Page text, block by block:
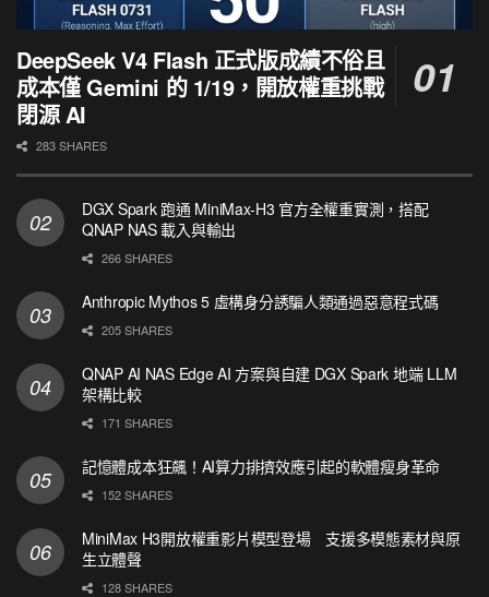
DeepSeek V4 Flash 正式版成績不俗且
成本僅 Gemini 的 1/19，開放權重挑戰
閉源 AI
283 SHARES
DGX Spark 跑通 MiniMax-H3 官方全權重實測，搭配
QNAP NAS 載入與輸出
266 SHARES
Anthropic Mythos 5 虛構身分誘騙人類通過惡意程式碼
205 SHARES
QNAP AI NAS Edge AI 方案與自建 DGX Spark 地端 LLM
架構比較
171 SHARES
記憶體成本狂飆！AI算力排擠效應引起的軟體瘦身革命
152 SHARES
MiniMax H3開放權重影片模型登場 支援多模態素材與原
生立體聲
128 SHARES